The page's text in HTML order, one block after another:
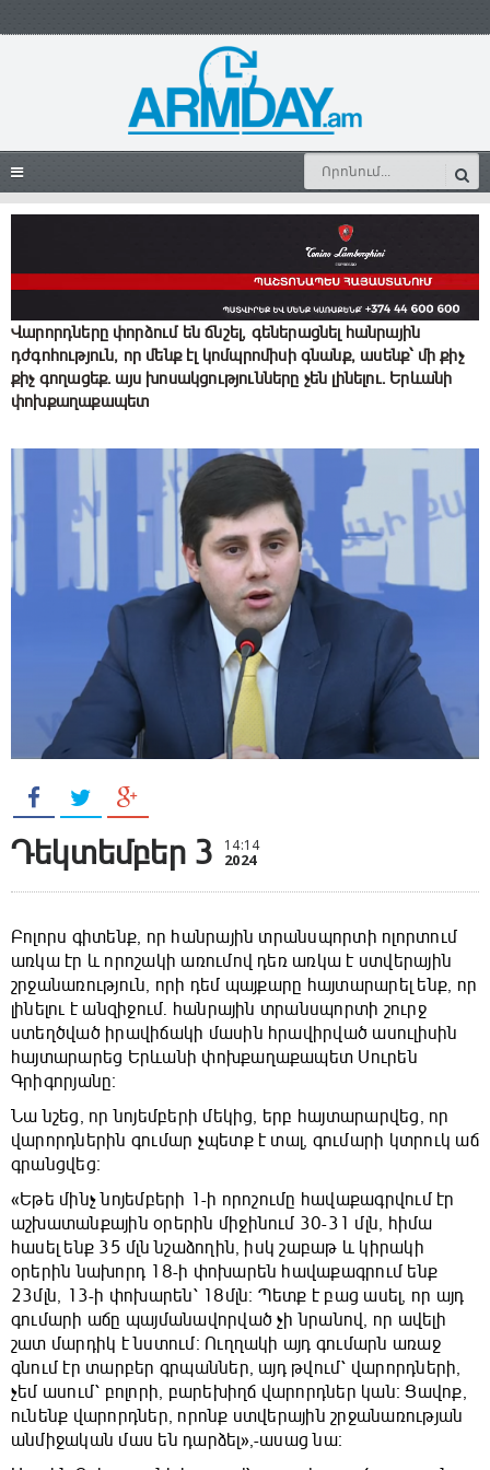
Վարորդները փորձում են ճնշել, գեներացնել հանրային
դժգոհություն, որ մենք էլ կոմպրոմիսի գնանք, ասենք՝ մի քիչ
քիչ գողացեք․ այս խոսակցությունները չեն լինելու. Երևանի
փոխքաղաքապետ
Դեկտեմբեր 3 14:14
2024
Բոլորս գիտենք, որ հանրային տրանսպորտի ոլորտում
առկա էր և որոշակի առումով դեռ առկա է ստվերային
շրջանառություն, որի դեմ պայքարը հայտարարել ենք, որ
լինելու է անզիջում. հանրային տրանսպորտի շուրջ
ստեղծված իրավիճակի մասին հրավիրված ասուլիսին
հայտարարեց Երևանի փոխքաղաքապետ Սուրեն
Գրիգորյանը։
Նա նշեց, որ նոյեմբերի մեկից, երբ հայտարարվեց, որ
վարորդներին գումար չպետք է տալ, գումարի կտրուկ աճ
գրանցվեց։
«Եթե մինչ նոյեմբերի 1-ի որոշումը հավաքագրվում էր
աշխատանքային օրերին միջինում 30-31 մլն, հիմա
հասել ենք 35 մլն նշաձողին, իսկ շաբաթ և կիրակի
օրերին նախորդ 18-ի փոխարեն հավաքագրում ենք
23մլն, 13-ի փոխարեն՝ 18մլն։ Պետք է բաց ասել, որ այդ
գումարի աճը պայմանավորված չի նրանով, որ ավելի
շատ մարդիկ է նստում։ Ուղղակի այդ գումարն առաջ
գնում էր տարբեր գրպաններ, այդ թվում՝ վարորդների,
չեմ ասում՝ բոլորի, բարեխիղճ վարորդներ կան։ Ցավոք,
ունենք վարորդներ, որոնք ստվերային շրջանառության
անմիջական մաս են դարձել»,-ասաց նա։